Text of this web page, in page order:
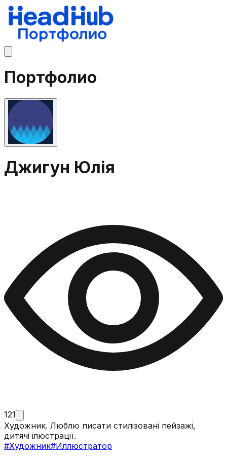
Портфолио
Джигун Юлія
121
Художник. Люблю писати стилізовані пейзажі,
дитячі ілюстрації.
#Художник#Иллюстратор